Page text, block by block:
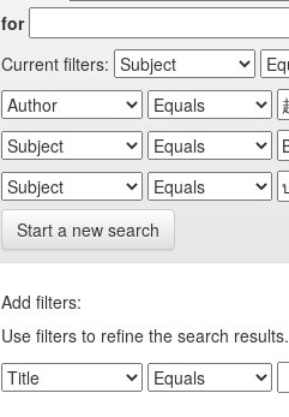
for
Current filters:
Start a new search
Add filters:
Use filters to refine the search results.